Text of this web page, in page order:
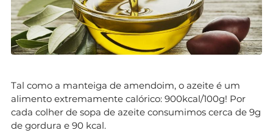
Tal como a manteiga de amendoim, o azeite é um
alimento extremamente calórico: 900kcal/100g! Por
cada colher de sopa de azeite consumimos cerca de 9g
de gordura e 90 kcal.